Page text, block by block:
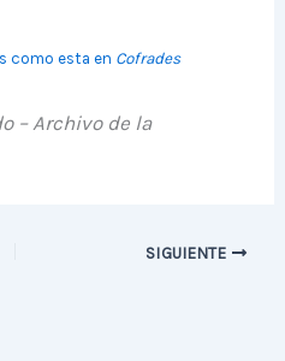
como esta en Cofrades
– Archivo de la
SIGUIENTE